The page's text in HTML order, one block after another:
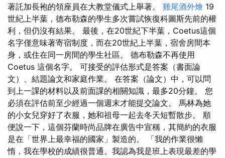
著託加長袍的領座員在大教堂儀式上舉著。 雞尾酒外燴 19
世紀上半葉，德布勒森的學生多次嘗試恢復科圖斯先前的權
利，但仍沒有結果。 最後，在20世紀下半葉，Coetus這個
名字僅意味著寄宿制度，而在20世紀上半葉，宿舍房間本
身，或住在同一房間的學生社區。 德布勒森不再使用
Coetus 這個名字。 可接受的評估形式是答案（書面論
文）、結題論文和家庭作業。 在答案（論文）中，可以問
到上一課的材料以及前面課的相關知識，最多20分鐘。 您
必須在評估前至少經過一個週末才能提交論文。 馬林為她
的小女兒穿好了衣服，她和祖母一起去冬天短暫散步。 順
便說一下，這個芬蘭時尚品牌在廣告中宣稱，其簡約的衣服
是在「世界上最幸福的國家」製造的。 「我的作業很懶
惰，我在學校的成績很普通。我認為我是班上表現最差的學